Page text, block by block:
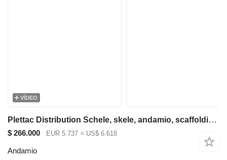
VÍDEO
Plettac Distribution Schele, skele, andamio, scaffolding, pastoliai, tellingud, modul
$ 266.000 EUR 5.737 ≈ US$ 6.618
Andamio